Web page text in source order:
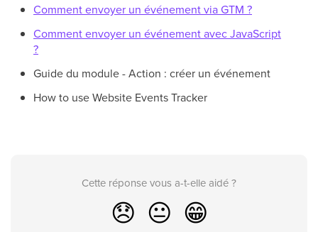
Comment envoyer un événement via GTM ?
Comment envoyer un événement avec JavaScript
?
Guide du module - Action : créer un événement
How to use Website Events Tracker
Cette réponse vous a-t-elle aidé ?
😞 😐 😁